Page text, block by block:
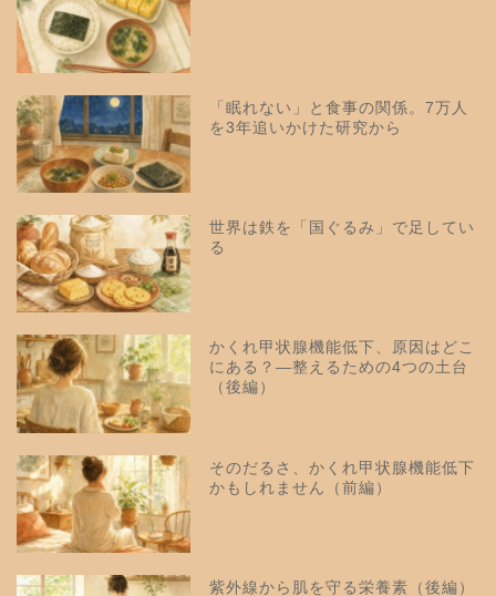
「眠れない」と食事の関係。7万人
を3年追いかけた研究から
世界は鉄を「国ぐるみ」で足してい
る
かくれ甲状腺機能低下、原因はどこ
にある？—整えるための4つの土台
（後編）
そのだるさ、かくれ甲状腺機能低下
かもしれません（前編）
紫外線から肌を守る栄養素（後編）